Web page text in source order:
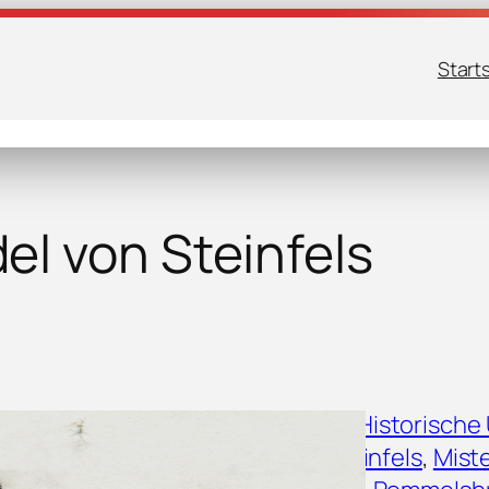
von Steinfels
Frühmesse
Kirchenstiftung
Mendel von Steinfels,